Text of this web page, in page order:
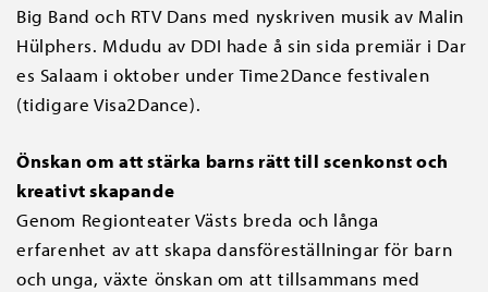
Big Band och RTV Dans med nyskriven musik av Malin
Hülphers. Mdudu av DDI hade å sin sida premiär i Dar
es Salaam i oktober under Time2Dance festivalen
(tidigare Visa2Dance).
Önskan om att stärka barns rätt till scenkonst och
kreativt skapande
Genom Regionteater Västs breda och långa
erfarenhet av att skapa dansföreställningar för barn
och unga, växte önskan om att tillsammans med